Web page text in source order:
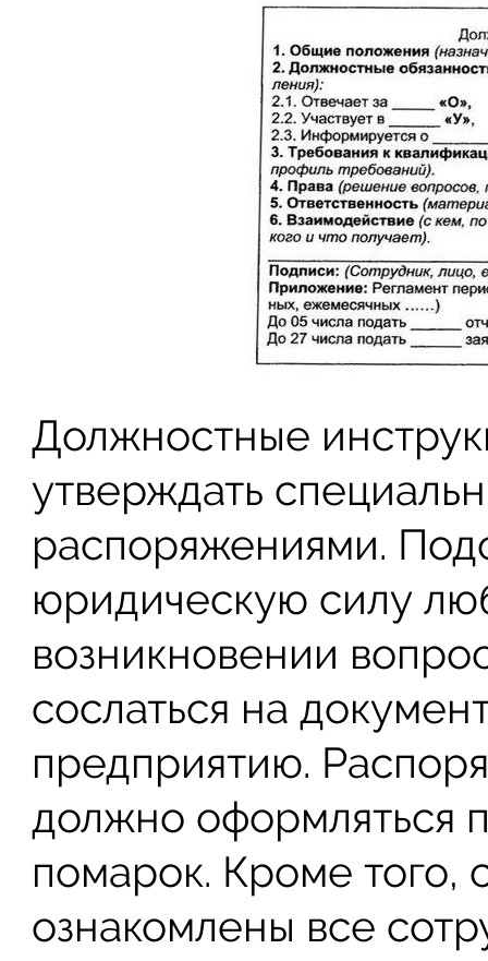
Должностные
утверждать
распоряжениями.
юридическую силу
возникновении
сослаться на
предприятию.
должно оформляться
помарок. Кроме того,
ознакомлены все